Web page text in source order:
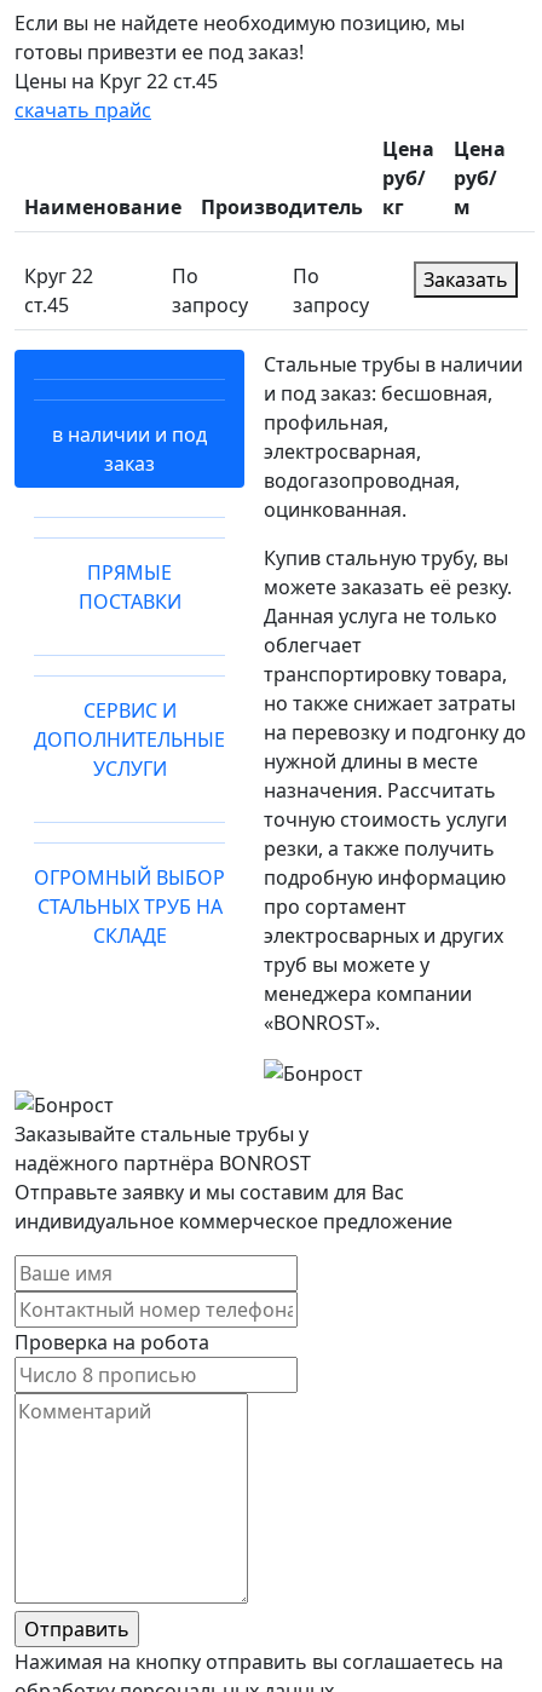
Если вы не найдете необходимую позицию, мы
готовы привезти ее под заказ!
Цены на Круг 22 ст.45
скачать прайс
Наименование Производитель
Цена
руб/
кг
Цена
руб/
м
Круг 22
ст.45
По
запросу
По
запросу
Заказать
в наличии и под
заказ
ПРЯМЫЕ
ПОСТАВКИ
СЕРВИС И
ДОПОЛНИТЕЛЬНЫЕ
УСЛУГИ
ОГРОМНЫЙ ВЫБОР
СТАЛЬНЫХ ТРУБ НА
СКЛАДЕ
Стальные трубы в наличии
и под заказ: бесшовная,
профильная,
электросварная,
водогазопроводная,
оцинкованная.
Купив стальную трубу, вы
можете заказать её резку.
Данная услуга не только
облегчает
транспортировку товара,
но также снижает затраты
на перевозку и подгонку до
нужной длины в месте
назначения. Рассчитать
точную стоимость услуги
резки, а также получить
подробную информацию
про сортамент
электросварных и других
труб вы можете у
менеджера компании
«BONROST».
Заказывайте стальные трубы у
надёжного партнёра BONROST
Отправьте заявку и мы составим для Вас
индивидуальное коммерческое предложение
Проверка на робота
Нажимая на кнопку отправить вы соглашаетесь на